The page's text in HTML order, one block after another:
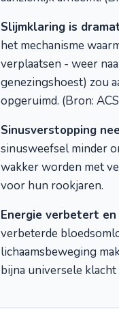
Slijmklaring is
het mechanisme
verplaatsen - weer
genezingshoest) zou
opgeruimd. (Bron:
Sinusverstopping
sinusweefsel minder
wakker worden met
voor hun rookjaren.
Energie verbetert
verbeterde
lichaamsbeweging
bijna universele